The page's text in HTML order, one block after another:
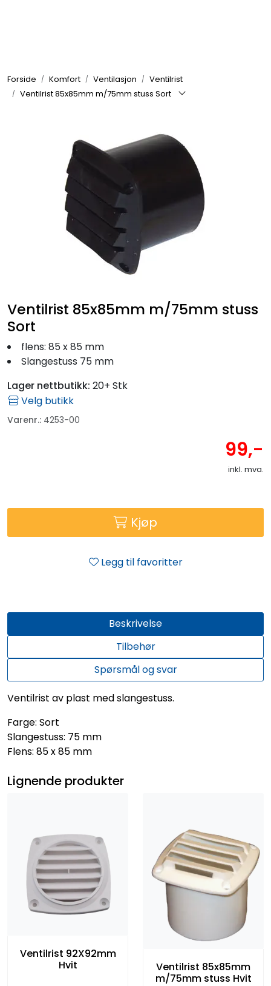
Forside Komfort Ventilasjon
Ventilrist
Ventilrist 85x85mm m/75mm stuss Sort
Ventilrist 85x85mm m/75mm stuss
Sort
flens: 85 x 85 mm
Slangestuss 75 mm
Lager nettbutikk: 20+ Stk
Velg butikk
Varenr.: 4253-00
99,-
inkl. mva.
Kjøp
Legg til favoritter
Beskrivelse
Tilbehør
Spørsmål og svar
Ventilrist av plast med slangestuss.
Farge: Sort
Slangestuss: 75 mm
Flens: 85 x 85 mm
Lignende produkter
Ventilrist 92X92mm
Hvit
Ventilrist 85x85mm
m/75mm stuss Hvit
Elektrisk
Komfort
Motor/Styring
Fritid/Sikkerhet
Båtpleie/Opplag
Seil
Outlet